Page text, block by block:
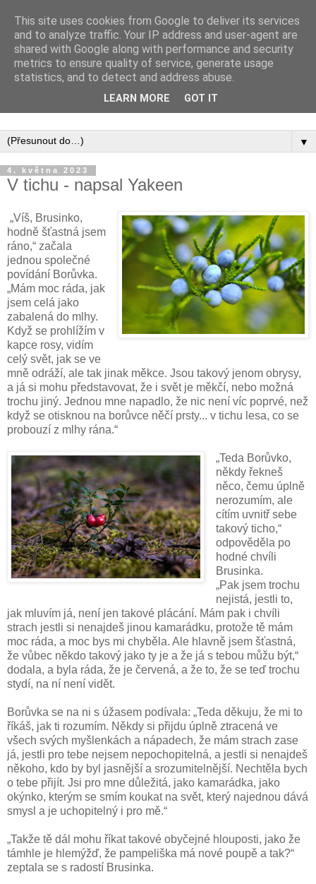
Inspirujte se tím, co píší posluchači kurzů a co se na nich
▼
4. května 2023
V tichu - napsal Yakeen
„Víš, Brusinko,
hodně šťastná jsem
ráno,“ začala
jednou společné
povídání Borůvka.
„Mám moc ráda, jak
jsem celá jako
zabalená do mlhy.
Když se prohlížím v
kapce rosy, vidím
celý svět, jak se ve
mně odráží, ale tak jinak měkce. Jsou takový jenom obrysy,
a já si mohu představovat, že i svět je měkčí, nebo možná
trochu jiný. Jednou mne napadlo, že nic není víc poprvé, než
když se otisknou na borůvce něčí prsty... v tichu lesa, co se
probouzí z mlhy rána.“
„Teda Borůvko,
někdy řekneš
něco, čemu úplně
nerozumím, ale
cítím uvnitř sebe
takový ticho,“
odpověděla po
hodné chvíli
Brusinka.
„Pak jsem trochu
nejistá, jestli to,
jak mluvím já, není jen takové plácání. Mám pak i chvíli
strach jestli si nenajdeš jinou kamarádku, protože tě mám
moc ráda, a moc bys mi chyběla. Ale hlavně jsem šťastná,
že vůbec někdo takový jako ty je a že já s tebou můžu být,“
dodala, a byla ráda, že je červená, a že to, že se teď trochu
stydí, na ní není vidět.
Borůvka se na ni s úžasem podívala: „Teda děkuju, že mi to
říkáš, jak ti rozumím. Někdy si přijdu úplně ztracená ve
všech svých myšlenkách a nápadech, že mám strach zase
já, jestli pro tebe nejsem nepochopitelná, a jestli si nenajdeš
někoho, kdo by byl jasnější a srozumitelnější. Nechtěla bych
o tebe přijít. Jsi pro mne důležitá, jako kamarádka, jako
okýnko, kterým se smím koukat na svět, který najednou dává
smysl a je uchopitelný i pro mě.“
„Takže tě dál mohu říkat takové obyčejné hlouposti, jako že
támhle je hlemýžď, že pampeliška má nové poupě a tak?“
zeptala se s radostí Brusinka.
This site uses cookies from Google to deliver its services
and to analyze traffic. Your IP address and user-agent are
shared with Google along with performance and security
metrics to ensure quality of service, generate usage
statistics, and to detect and address abuse.
LEARN MORE GOT IT